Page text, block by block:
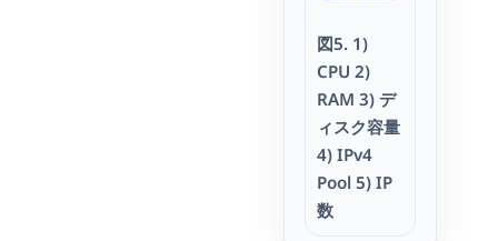
図5. 1)
CPU 2)
RAM 3) デ
ィスク容量
4) IPv4
Pool 5) IP
数